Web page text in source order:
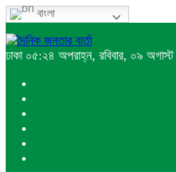
বাংলা
ঢাকা ০৫:২৪ অপরাহ্ন, রবিবার, ০৯